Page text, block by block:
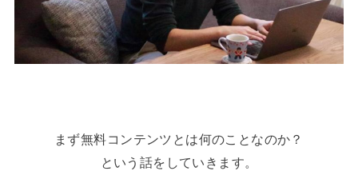
まず無料コンテンツとは何のことなのか？
という話をしていきます。